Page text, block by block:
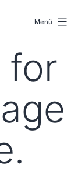
Menü
for